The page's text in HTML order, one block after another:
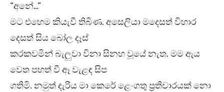
“අනේ…”
මට එහෙම කියැවී තිබිණ. අසෙලියා මදෙසත් විහාර
දෙසත් සිය බෝල දෑස්
කරකවමින් බැලුවා විනා සිනහ වූයේ නැත. මම ඇය
වෙත පහත් වී ඈ වැළඳ සිප
ගතිමි. නමුත් දැරිය මා කෙරේ ළෙංගතු ප්‍රතිචාරයක් නො